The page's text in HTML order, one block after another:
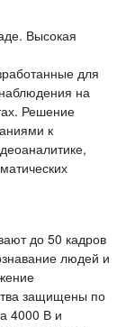
Высокая
для
на
Решение
к
до 50 кадров
людей и
защищены по
4000 В и